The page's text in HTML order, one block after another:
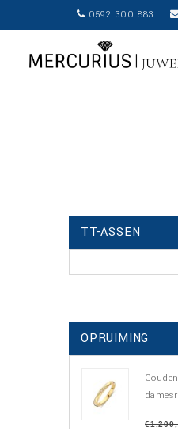
0592 300 883
TT-ASSEN
OPRUIMING